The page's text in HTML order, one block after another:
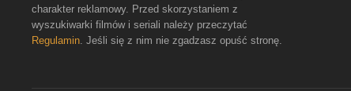
charakter reklamowy. Przed skorzystaniem z
wyszukiwarki filmów i seriali należy przeczytać
Regulamin . Jeśli się z nim nie zgadzasz opuść stronę.